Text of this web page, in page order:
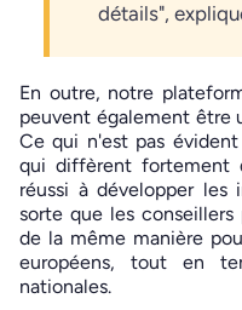
détails",
En outre, notre
peuvent également être
Ce qui n'est pas
qui diffèrent fortement
réussi à développer les
sorte que les
de la même manière
européens, tout en
nationales.